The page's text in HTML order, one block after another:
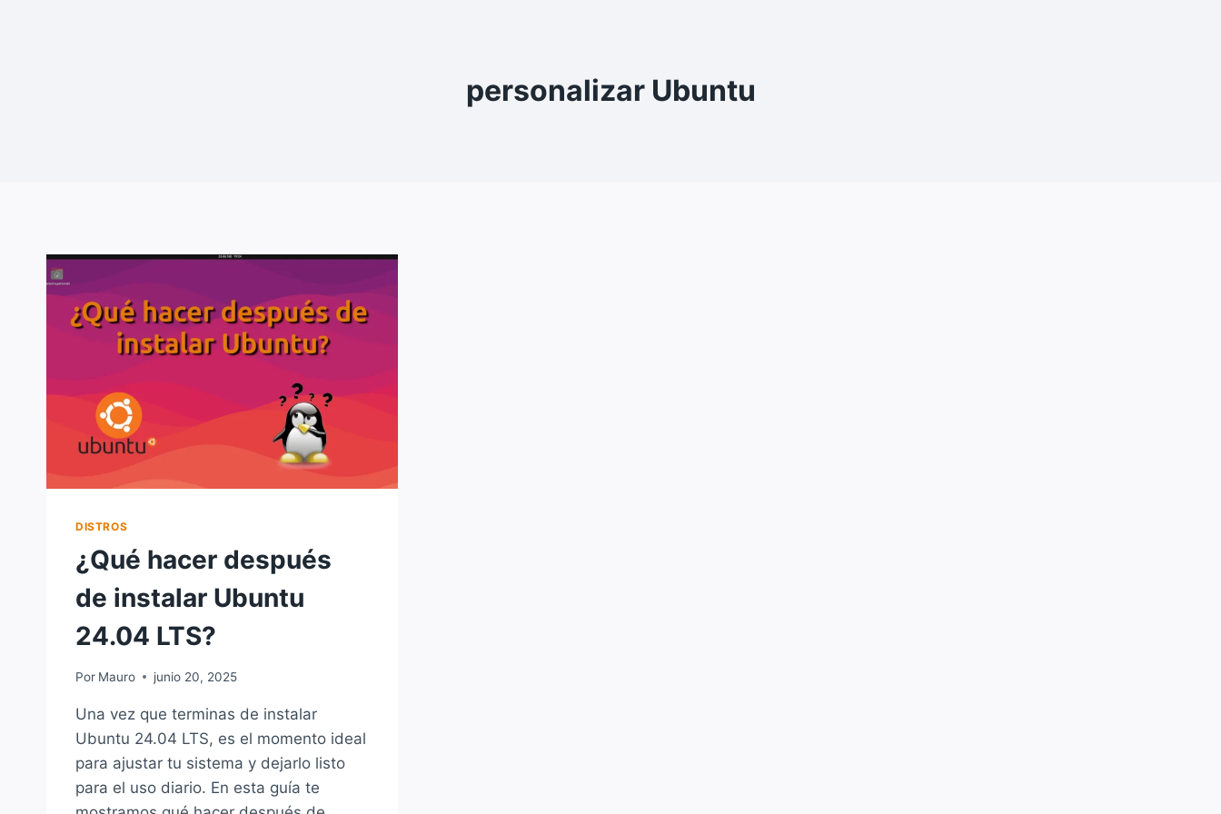
personalizar Ubuntu
DISTROS
¿Qué hacer después
de instalar Ubuntu
24.04 LTS?
Por Mauro junio 20, 2025
Una vez que terminas de instalar
Ubuntu 24.04 LTS, es el momento ideal
para ajustar tu sistema y dejarlo listo
para el uso diario. En esta guía te